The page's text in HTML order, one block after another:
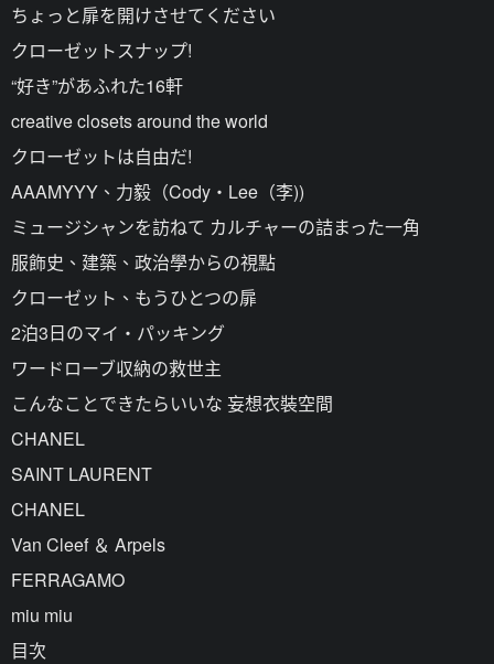
ちょっと扉を開けさせてください
クローゼットスナップ!
“好き”があふれた16軒
creative closets around the world
クローゼットは自由だ!
AAAMYYY、力毅（Cody・Lee（李))
ミュージシャンを訪ねて カルチャーの詰まった一角
服飾史、建築、政治學からの視點
クローゼット、もうひとつの扉
2泊3日のマイ・パッキング
ワードローブ収納の救世主
こんなことできたらいいな 妄想衣裝空間
CHANEL
SAINT LAURENT
CHANEL
Van Cleef ＆ Arpels
FERRAGAMO
miu miu
目次